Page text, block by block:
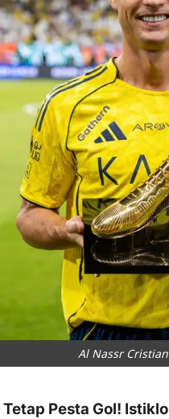
Al Nassr
Pesta Gol!